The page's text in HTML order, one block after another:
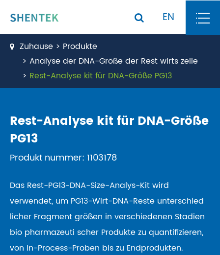
EN
Zuhause
Produkte
Analyse der DNA-Größe der Rest wirts zelle
Rest-Analyse kit für DNA-Größe PG13
Rest-Analyse kit für DNA-Größe
PG13
Produkt nummer: 1103178
Das Rest-PG13-DNA-Size-Analys-Kit wird
verwendet, um PG13-Wirt-DNA-Reste unterschied
licher Fragment größen in verschiedenen Stadien
bio pharmazeuti scher Produkte zu quantifizieren,
von In-Process-Proben bis zu Endprodukten.